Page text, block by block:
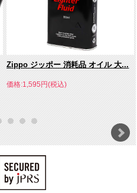
Zippo ジッポー 消耗品 オイル 大...
価格:1,595円(税込)